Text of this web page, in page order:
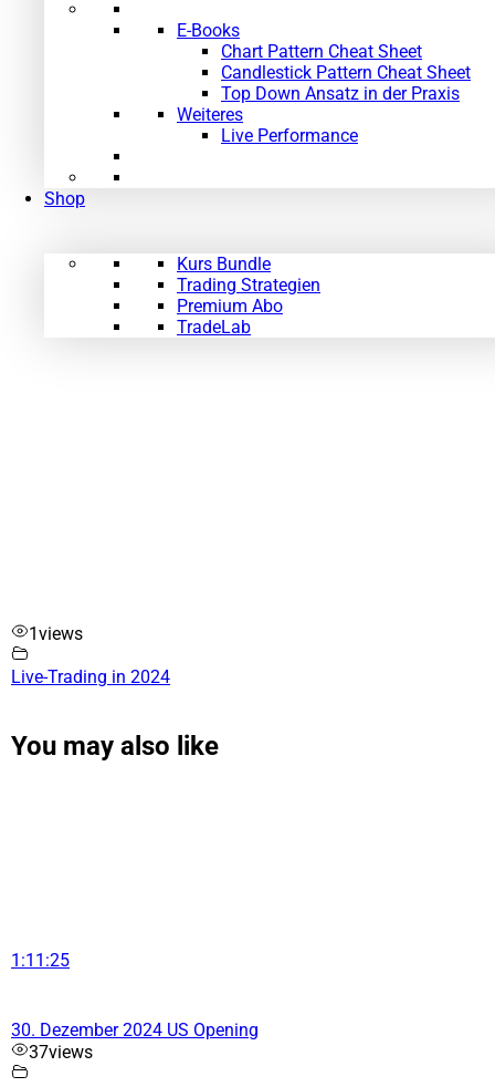
E-Books
Chart Pattern Cheat Sheet
Candlestick Pattern Cheat Sheet
Top Down Ansatz in der Praxis
Weiteres
Live Performance
Shop
Kurs Bundle
Trading Strategien
Premium Abo
TradeLab
1views
Live-Trading in 2024
You may also like
1:11:25
30. Dezember 2024 US Opening
37views